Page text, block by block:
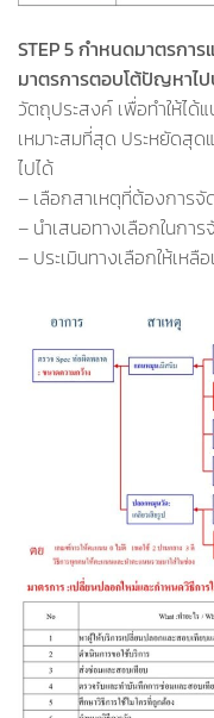
STEP 5 กำหนดมาตรกา
มาตรการตอบโต้ปัญหาไ
วัตถุประสงค์ เพื่อทำให้ได้
เหมาะสมที่สุด ประหยัดสุ
ไปได้
– เลือกสาเหตุที่ต้องการ
– นำเสนอทางเลือกในกา
– ประเมินทางเลือกให้เหลื